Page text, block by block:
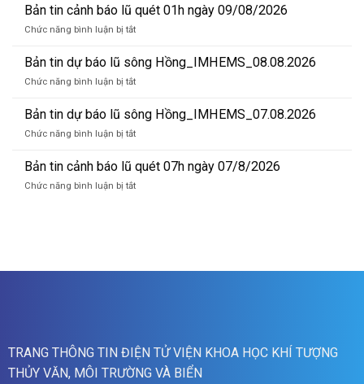
tin
báo
sông
Hồng_IMHEMS_09.08.2026
Bản tin cảnh báo lũ quét 01h ngày 09/08/2026
Chức năng bình luận bị tắtở
tin
báo
quét
01h
09/08/2026
Bản tin dự báo lũ sông Hồng_IMHEMS_08.08.2026
Chức năng bình luận bị tắtở
tin
báo
sông
Hồng_IMHEMS_08.08.2026
Bản tin dự báo lũ sông Hồng_IMHEMS_07.08.2026
Chức năng bình luận bị tắtở
tin
báo
Bản tin cảnh báo lũ quét 07h ngày 07/8/2026
Chức năng bình luận bị tắtở
quét
TRANG THÔNG TIN ĐIỆN TỬ VIỆN KHOA HỌC KHÍ TƯỢNG
THỦY VĂN, MÔI TRƯỜNG VÀ BIỂN